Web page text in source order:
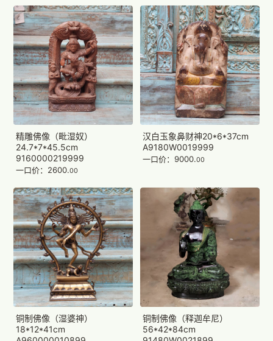
精雕佛像（毗湿奴）
24.7*7*45.5cm
9160000219999
一口价：2600.00
汉白玉象鼻财神20*6*37cm
A9180W0019999
一口价：9000.00
铜制佛像（湿婆神）
18*12*41cm
铜制佛像（释迦牟尼）
56*42*84cm